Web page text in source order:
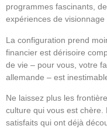
programmes fascinants,
expériences de
La configuration prend
financier est dérisoire
de vie – pour vous, votre
allemande – est
Ne laissez plus les
culture qui vous est chère.
satisfaits qui ont déjà